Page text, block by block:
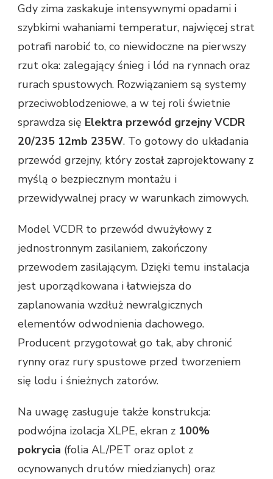
Gdy zima zaskakuje intensywnymi opadami i
szybkimi wahaniami temperatur, najwięcej strat
potrafi narobić to, co niewidoczne na pierwszy
rzut oka: zalegający śnieg i lód na rynnach oraz
rurach spustowych. Rozwiązaniem są systemy
przeciwoblodzeniowe, a w tej roli świetnie
sprawdza się Elektra przewód grzejny VCDR
20/235 12mb 235W. To gotowy do układania
przewód grzejny, który został zaprojektowany z
myślą o bezpiecznym montażu i
przewidywalnej pracy w warunkach zimowych.
Model VCDR to przewód dwużyłowy z
jednostronnym zasilaniem, zakończony
przewodem zasilającym. Dzięki temu instalacja
jest uporządkowana i łatwiejsza do
zaplanowania wzdłuż newralgicznych
elementów odwodnienia dachowego.
Producent przygotował go tak, aby chronić
rynny oraz rury spustowe przed tworzeniem
się lodu i śnieżnych zatorów.
Na uwagę zasługuje także konstrukcja:
podwójna izolacja XLPE, ekran z 100%
pokrycia (folia AL/PET oraz oplot z
ocynowanych drutów miedzianych) oraz